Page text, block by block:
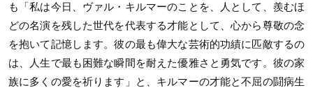
も「私は今日、ヴァル・キルマーのことを、人として、羨むほ
どの名演を残した世代を代表する才能として、心から尊敬の念
を抱いて記憶します。彼の最も偉大な芸術的功績に匹敵するの
は、人生で最も困難な瞬間を耐えた優雅さと勇気です。彼の家
族に多くの愛を祈ります」と、キルマーの才能と不屈の闘病生